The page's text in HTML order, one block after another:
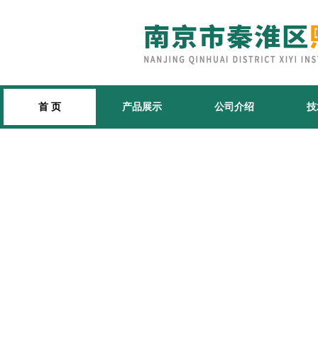
首 页 产品展示 公司介绍